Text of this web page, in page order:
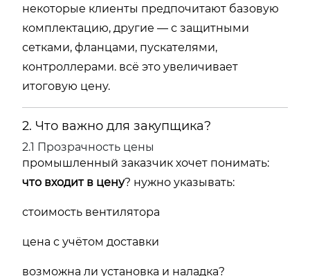
некоторые клиенты предпочитают базовую
комплектацию, другие — с защитными
сетками, фланцами, пускателями,
контроллерами. всё это увеличивает
итоговую цену.
2. Что важно для закупщика?
2.1 Прозрачность цены
промышленный заказчик хочет понимать:
что входит в цену? нужно указывать:
стоимость вентилятора
цена с учётом доставки
возможна ли установка и наладка?